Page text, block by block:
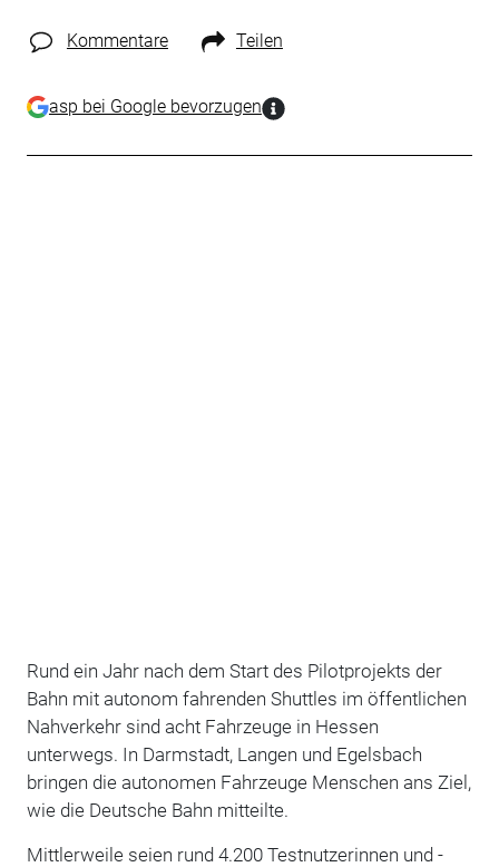
Kommentare Teilen
asp bei Google bevorzugen
Rund ein Jahr nach dem Start des Pilotprojekts der
Bahn mit autonom fahrenden Shuttles im öffentlichen
Nahverkehr sind acht Fahrzeuge in Hessen
unterwegs. In Darmstadt, Langen und Egelsbach
bringen die autonomen Fahrzeuge Menschen ans Ziel,
wie die Deutsche Bahn mitteilte.
Mittlerweile seien rund 4.200 Testnutzerinnen und -